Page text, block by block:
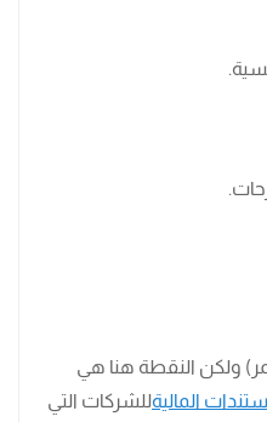
ولكن النقطة هنا هي
الماليةللشركات التي